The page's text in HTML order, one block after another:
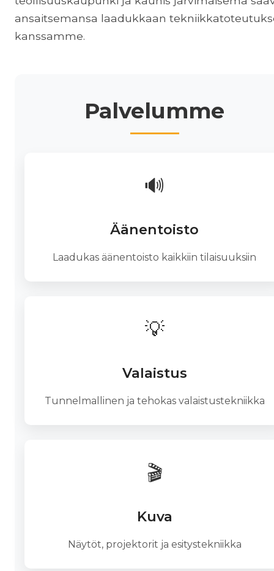
ansaitsemansa laadukkaan
kanssamme.
Palvelumme
🔊
Äänentoisto
Laadukas äänentoisto kaikkiin tilaisuuksiin
💡
Valaistus
Tunnelmallinen ja tehokas valaistustekniikka
🎬
Kuva
Näytöt, projektorit ja esitystekniikka